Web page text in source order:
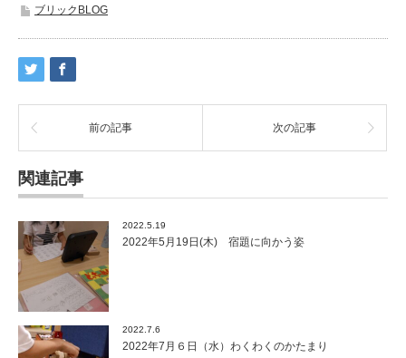
ブリックBLOG
前の記事 次の記事
関連記事
2022.5.19
2022年5月19日(木) 宿題に向かう姿
2022.7.6
2022年7月６日（水）わくわくのかたまり